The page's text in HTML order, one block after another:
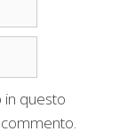
in questo